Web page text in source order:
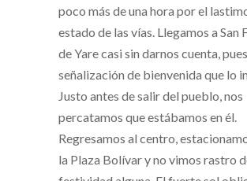
poco más de una hora por el
estado de las vías. Llegamos a San
de Yare casi sin darnos cuenta,
señalización de bienvenida que lo
Justo antes de salir del pueblo, nos
percatamos que estábamos en él.
Regresamos al centro,
la Plaza Bolívar y no vimos rastro